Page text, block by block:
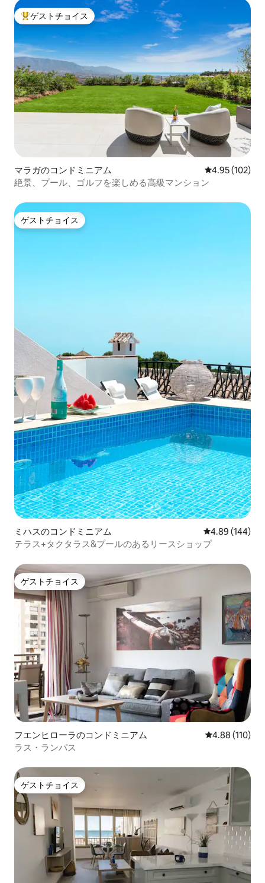
大好評のゲストチョイスです。
ゲストチョイス
マラガのコンドミニアム レビュー102
4.95 (102)
絶景、プール、ゴルフを楽しめる高級マンション
ゲストチョイス
ゲストチョイス
ミハスのコンドミニアム レビュー144
4.89 (144)
テラス+タクタラス&プールのあるリースショップ
ゲストチョイス
ゲストチョイス
フエンヒローラのコンドミニアム レビュー110
4.88 (110)
ラス・ランパス
ゲストチョイス
ゲストチョイス